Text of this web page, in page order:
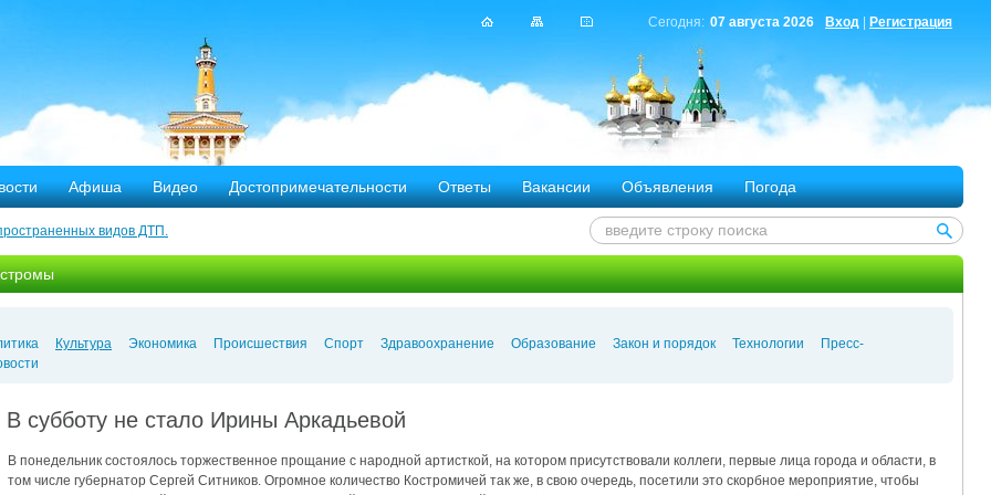
Вход Регистрация
Сегодня: 07 августа 2026
Афиша Видео Достопримечательности Ответы Вакансии Объявления Погода
видов ДТП.
дорог
аварии на Чернобыльской АЭС
в Кострому.
оштрафовано 20 человек
Культура Экономика Происшествия Спорт Здравоохранение Образование Закон и порядок Технологии
Пресс-
В субботу не стало Ирины Аркадьевой
В понедельник состоялось торжественное прощание с народной артисткой, на котором присутствовали коллеги, первые лица города и области, в
том числе губернатор Сергей Ситников. Огромное количество Костромичей так же, в свою очередь, посетили это скорбное мероприятие, чтобы